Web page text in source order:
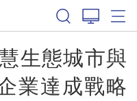
生態城市與
業達成戰略